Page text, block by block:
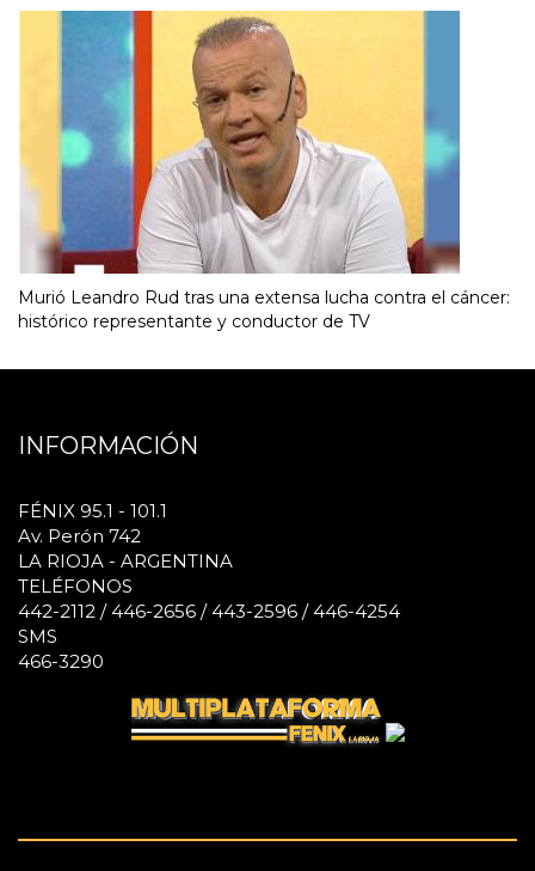
Murió Leandro Rud tras una extensa lucha contra el cáncer:
histórico representante y conductor de TV
INFORMACIÓN
FÉNIX 95.1 - 101.1
Av. Perón 742
LA RIOJA - ARGENTINA
TELÉFONOS
442-2112 / 446-2656 / 443-2596 / 446-4254
SMS
466-3290